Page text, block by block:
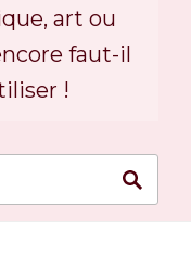
art ou
faut-il
!